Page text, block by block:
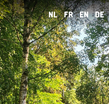
NL FR EN DE